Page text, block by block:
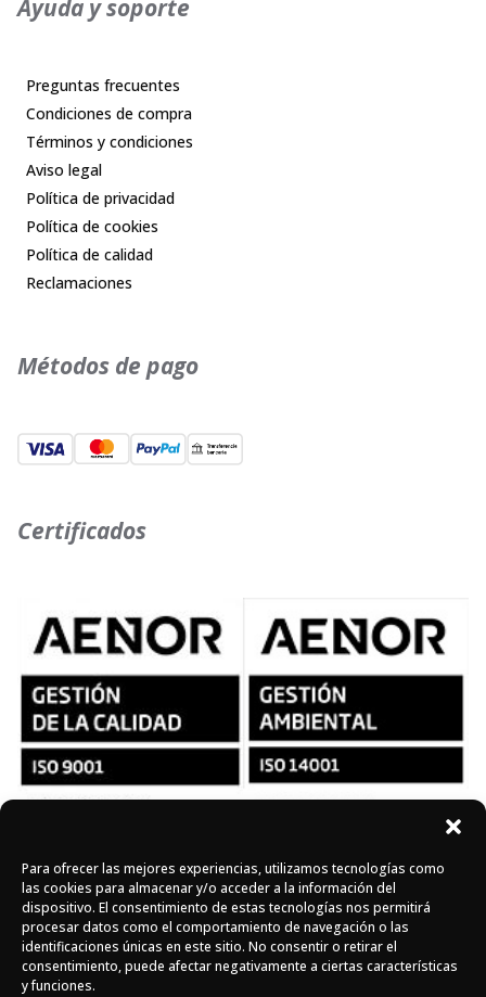
Para ofrecer las mejores experiencias, utilizamos tecnologías como
las cookies para almacenar y/o acceder a la información del
dispositivo. El consentimiento de estas tecnologías nos permitirá
procesar datos como el comportamiento de navegación o las
identificaciones únicas en este sitio. No consentir o retirar el
consentimiento, puede afectar negativamente a ciertas características
y funciones.
Ayuda y soporte
Preguntas frecuentes
Condiciones de compra
Términos y condiciones
Aviso legal
Política de privacidad
Política de cookies
Política de calidad
Reclamaciones
Métodos de pago
Certificados
Síguenos en redes
Instagram
Facebook
X